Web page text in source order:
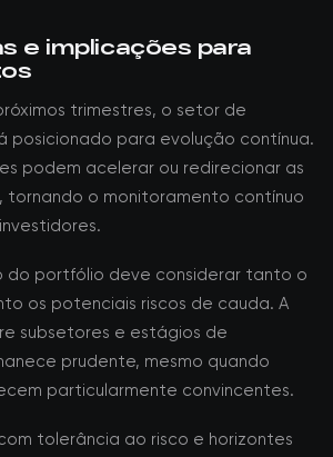
e implicações para
trimestres, o setor de
posicionado para evolução contínua.
podem acelerar ou redirecionar as
tornando o monitoramento contínuo
do portfólio deve considerar tanto o
os potenciais riscos de cauda. A
subsetores e estágios de
prudente, mesmo quando
particularmente convincentes.
tolerância ao risco e horizontes